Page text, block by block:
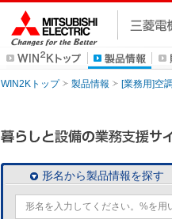
WIN2Kトップ 製品情報 [業務用]空
形名から製品情報を探す